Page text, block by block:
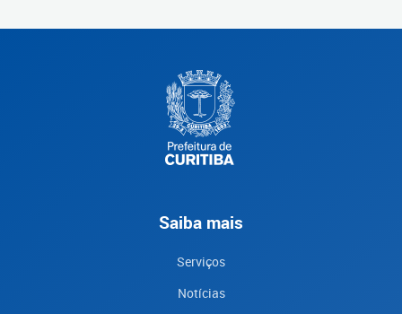
Saiba mais
Serviços
Notícias